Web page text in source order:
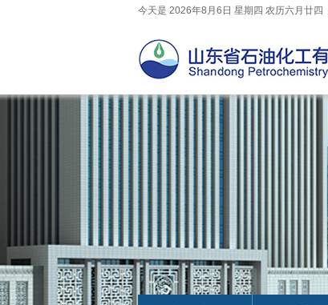
今天是 2026年8月 6 日 星期四 农历六月廿四